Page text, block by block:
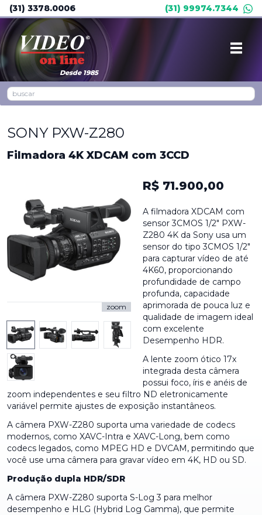
(31) 3378.0006 (31) 99974.7344
Desde 1985
SONY PXW-Z280
Filmadora 4K XDCAM com 3CCD
zoom
R$ 71.900,00
A filmadora XDCAM com
sensor 3CMOS 1/2" PXW-
Z280 4K da Sony usa um
sensor do tipo 3CMOS 1/2"
para capturar vídeo de até
4K60, proporcionando
profundidade de campo
profunda, capacidade
aprimorada de pouca luz e
qualidade de imagem ideal
com excelente
Desempenho HDR.
A lente zoom ótico 17x
integrada desta câmera
possui foco, íris e anéis de
zoom independentes e seu filtro ND eletronicamente
variável permite ajustes de exposição instantâneos.
A câmera PXW-Z280 suporta uma variedade de codecs
modernos, como XAVC-Intra e XAVC-Long, bem como
codecs legados, como MPEG HD e DVCAM, permitindo que
você use uma câmera para gravar vídeo em 4K, HD ou SD.
Produção dupla HDR/SDR
A câmera PXW-Z280 suporta S-Log 3 para melhor
desempenho e HLG (Hybrid Log Gamma), que permite